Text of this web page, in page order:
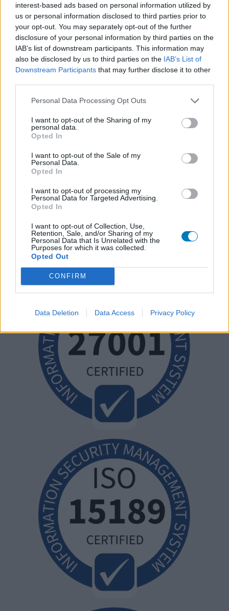
interest-based ads based on personal information utilized by
us or personal information disclosed to third parties prior to
your opt-out. You may separately opt-out of the further
disclosure of your personal information by third parties on the
IAB’s list of downstream participants. This information may
also be disclosed by us to third parties on the IAB’s List of
Downstream Participants that may further disclose it to other
Personal Data Processing Opt Outs
I want to opt-out of the Sharing of my
personal data.
Opted In
I want to opt-out of the Sale of my
Personal Data.
Opted In
I want to opt-out of processing my
Personal Data for Targeted Advertising.
Opted In
I want to opt-out of Collection, Use,
Retention, Sale, and/or Sharing of my
Personal Data that Is Unrelated with the
Purposes for which it was collected.
Opted Out
CONFIRM
Data Deletion Data Access Privacy Policy
geen medische kennis noodzakelijk. Op deze manier geven de
reviews alleen een beeld van de ervaring van de schrijvers en niet
die van de eigenaar van deze website. Denk er aan dat de
ervaringen kunnen verschillen van persoon tot persoon en dat u
voor medisch advies altijd contact op moet nemen met uw arts of
apotheker.